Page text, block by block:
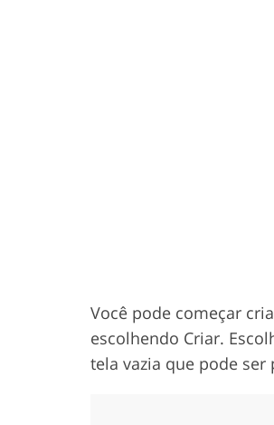
Você pode começar
escolhendo Criar.
tela vazia que pode